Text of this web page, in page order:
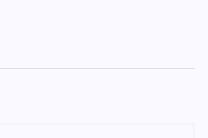
выбору идеальной длины